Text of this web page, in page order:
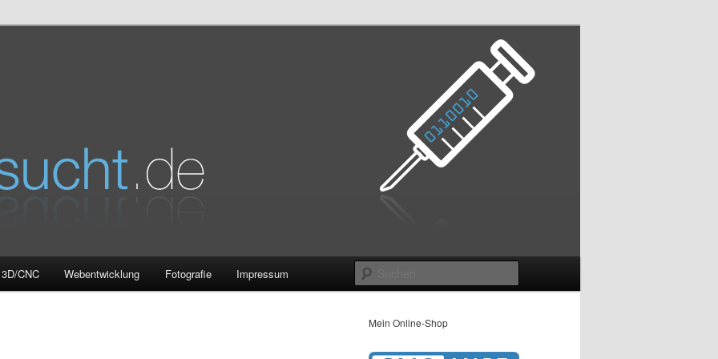
3D/CNC Webentwicklung Fotografie Impressum
Mein Online-Shop